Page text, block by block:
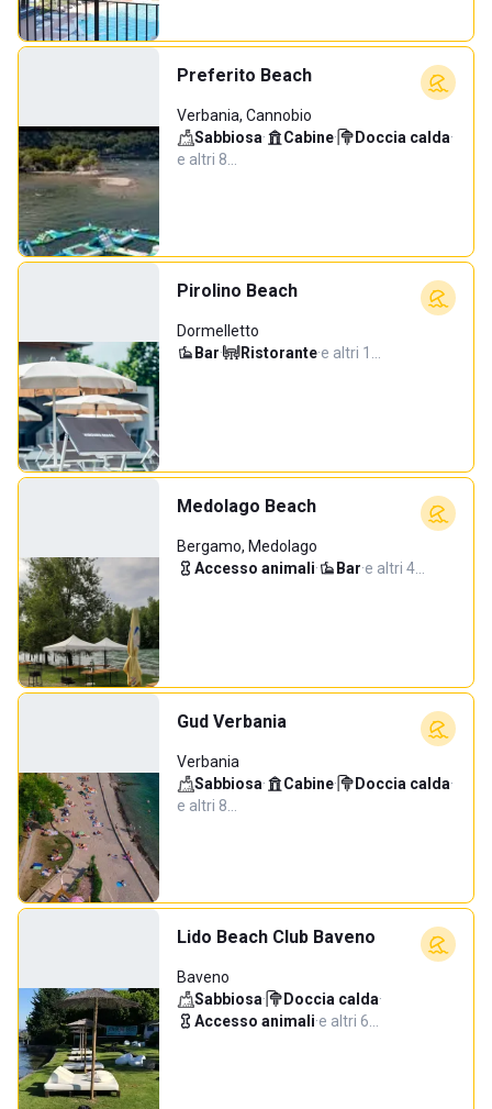
Preferito Beach
Verbania, Cannobio
Sabbiosa· Cabine· Doccia calda·
e altri 8…
Pirolino Beach
Dormelletto
Bar· Ristorante·e altri 1…
Medolago Beach
Bergamo, Medolago
Accesso animali· Bar·e altri 4…
Gud Verbania
Verbania
Sabbiosa· Cabine· Doccia calda·
e altri 8…
Lido Beach Club Baveno
Baveno
Sabbiosa· Doccia calda·
Accesso animali·e altri 6…